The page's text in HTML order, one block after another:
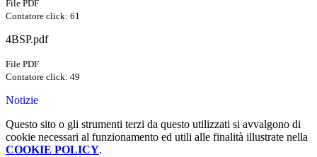
File PDF
Contatore click: 61
4BSP.pdf
File PDF
Contatore click: 49
Notizie
Questo sito o gli strumenti terzi da questo utilizzati si avvalgono di
cookie necessari al funzionamento ed utili alle finalità illustrate nella
COOKIE POLICY.